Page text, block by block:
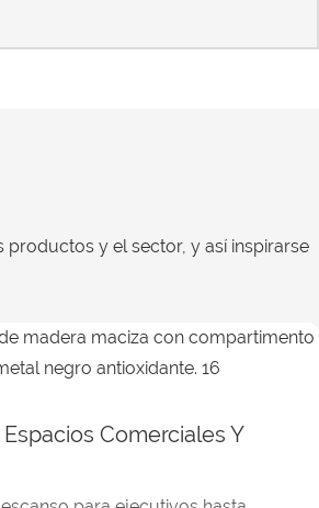
y el sector, y así inspirarse
Comerciales Y